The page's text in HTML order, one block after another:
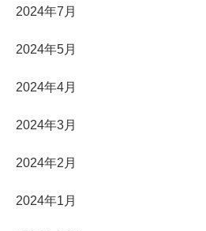
2024年7月
2024年5月
2024年4月
2024年3月
2024年2月
2024年1月